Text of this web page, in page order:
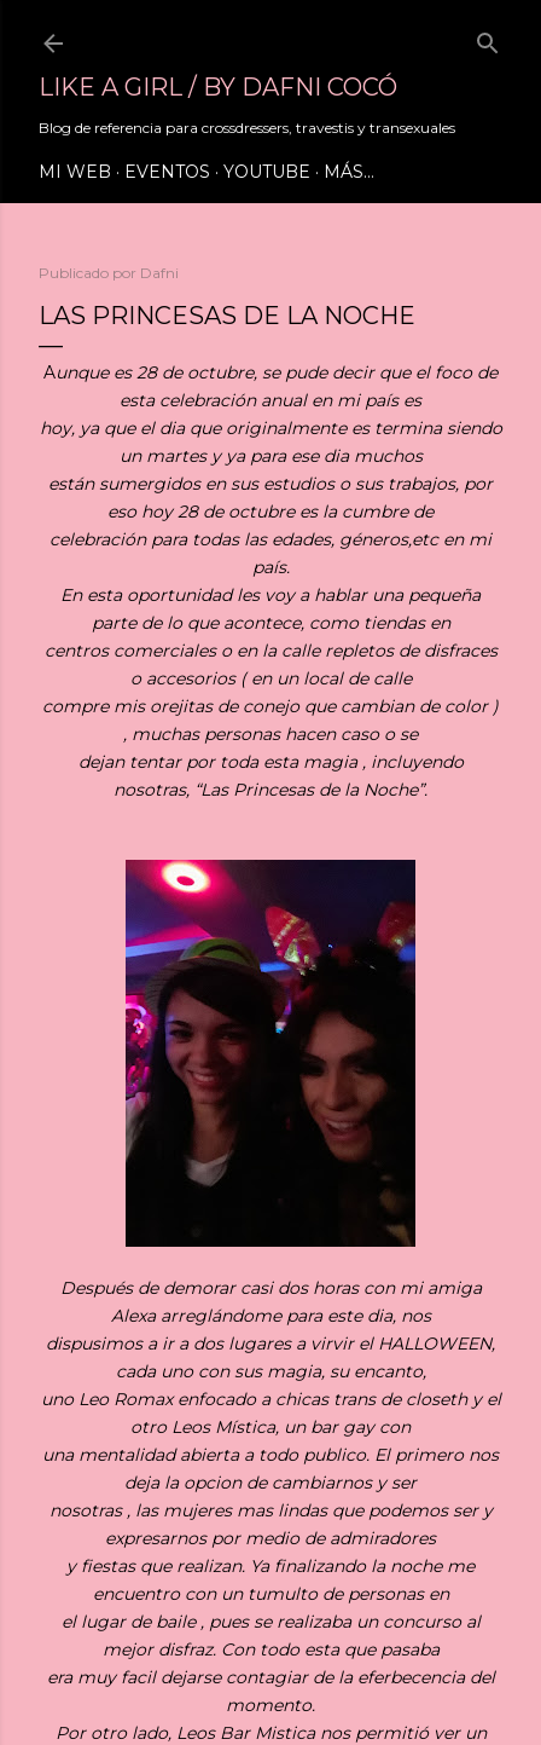
LIKE A GIRL / BY DAFNI COCÓ
Blog de referencia para crossdressers, travestis y transexuales
MI WEB EVENTOS YOUTUBE MÁS…
Publicado por Dafni
LAS PRINCESAS DE LA NOCHE
Aunque es 28 de octubre, se pude decir que el foco de
esta celebración anual en mi país es
hoy, ya que el dia que originalmente es termina siendo
un martes y ya para ese dia muchos
están sumergidos en sus estudios o sus trabajos, por
eso hoy 28 de octubre es la cumbre de
celebración para todas las edades, géneros,etc en mi
país.
En esta oportunidad les voy a hablar una pequeña
parte de lo que acontece, como tiendas en
centros comerciales o en la calle repletos de disfraces
o accesorios ( en un local de calle
compre mis orejitas de conejo que cambian de color )
, muchas personas hacen caso o se
dejan tentar por toda esta magia , incluyendo
nosotras, “Las Princesas de la Noche”.
Después de demorar casi dos horas con mi amiga
Alexa arreglándome para este dia, nos
dispusimos a ir a dos lugares a virvir el HALLOWEEN,
cada uno con sus magia, su encanto,
uno Leo Romax enfocado a chicas trans de closeth y el
otro Leos Mística, un bar gay con
una mentalidad abierta a todo publico. El primero nos
deja la opcion de cambiarnos y ser
nosotras , las mujeres mas lindas que podemos ser y
expresarnos por medio de admiradores
y fiestas que realizan. Ya finalizando la noche me
encuentro con un tumulto de personas en
el lugar de baile , pues se realizaba un concurso al
mejor disfraz. Con todo esta que pasaba
era muy facil dejarse contagiar de la eferbecencia del
momento.
Por otro lado, Leos Bar Mistica nos permitió ver un